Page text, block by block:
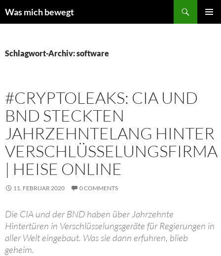
Inhalt
Was mich bewegt
Schlagwort-Archiv: software
#CRYPTOLEAKS: CIA UND
BND STECKTEN
JAHRZEHNTELANG HINTER
VERSCHLÜSSELUNGSFIRMA
| HEISE ONLINE
11. FEBRUAR 2020 0 COMMENTS
Die CIA und der BND haben über Jahrzehnte
Hintertüren in Verschlüsselungsgeräte für Regierungen in
aller Welt eingebaut. Was sie dann erfuhren, blieb
geheim.